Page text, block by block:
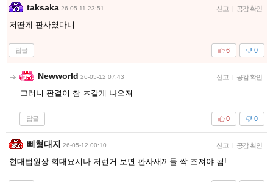
taksaka 26-05-11 23:51 신고 | 공감 확인
저딴게 판사였다니
답글 0
6
Newworld 26-05-12 07:43 신고 | 공감 확인
그러니 판결이 참 ㅈ같게 나오져
답글 0
0
삐형대지 26-05-12 00:10 신고 | 공감 확인
현대법원장 희대요시나 저런거 보면 판사새끼들 싹 조져야 됨!